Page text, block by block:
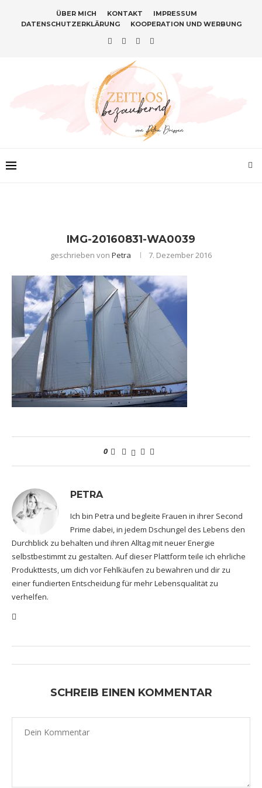
ÜBER MICH KONTAKT
IMPRESSUM
DATENSCHUTZERKLÄRUNG
KOOPERATION UND WERBUNG
IMG-20160831-WA0039
geschrieben von Petra 7. Dezember 2016
0
PETRA
Ich bin Petra und begleite Frauen in ihrer Second
Prime dabei, in jedem Dschungel des Lebens den
Durchblick zu behalten und ihren Alltag mit neuer Energie
selbstbestimmt zu gestalten. Auf dieser Plattform teile ich ehrliche
Produkttests, um dich vor Fehlkäufen zu bewahren und dir zu
einer fundierten Entscheidung für mehr Lebensqualität zu
verhelfen.
SCHREIB EINEN KOMMENTAR